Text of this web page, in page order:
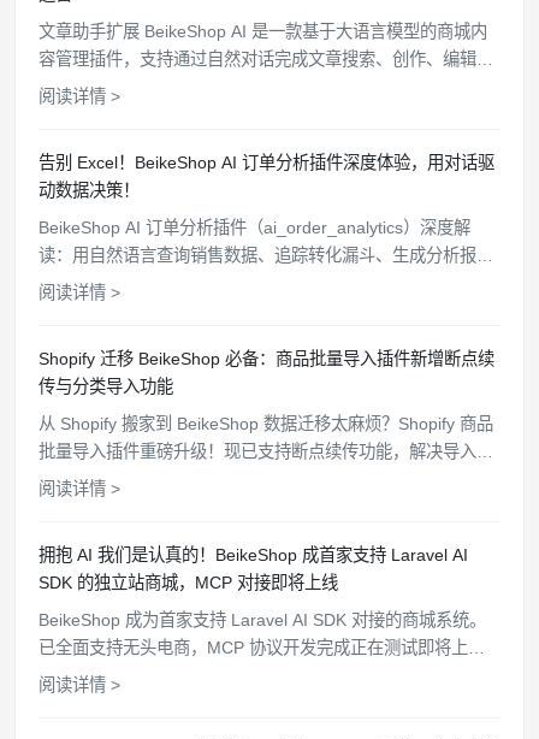
文章助手扩展 BeikeShop AI 是一款基于大语言模型的商城内
容管理插件，支持通过自然对话完成文章搜索、创作、编辑和
删除等操作，配备沉浸式聊天窗口、细粒度权限控制和操作审
阅读详情 >
告别 Excel！BeikeShop AI 订单分析插件深度体验，用对话驱
动数据决策！
BeikeShop AI 订单分析插件（ai_order_analytics）深度解
读：用自然语言查询销售数据、追踪转化漏斗、生成分析报
告，让你的独立站运营告别手动统计时代。
阅读详情 >
Shopify 迁移 BeikeShop 必备：商品批量导入插件新增断点续
传与分类导入功能
从 Shopify 搬家到 BeikeShop 数据迁移太麻烦？Shopify 商品
批量导入插件重磅升级！现已支持断点续传功能，解决导入中
断难题；并新增分类一键导入，完美同步 Shopify 分类结构。
阅读详情 >
拥抱 AI 我们是认真的！BeikeShop 成首家支持 Laravel AI
SDK 的独立站商城，MCP 对接即将上线
BeikeShop 成为首家支持 Laravel AI SDK 对接的商城系统。
已全面支持无头电商，MCP 协议开发完成正在测试即将上
线，持续开放更多 API 接口，为卖家打造更智能的电商生态。
阅读详情 >